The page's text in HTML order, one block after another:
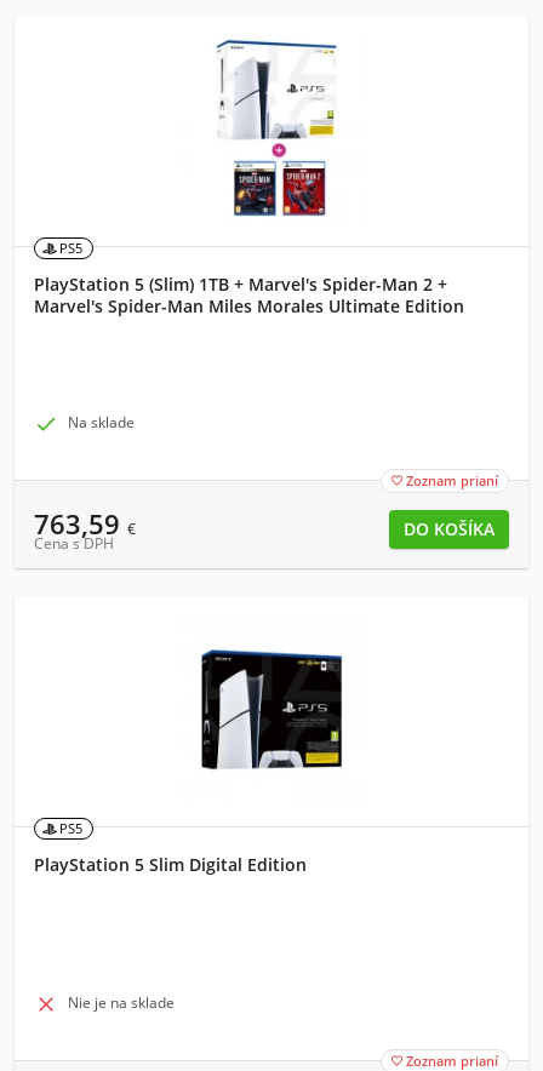
PS5
PlayStation 5 (Slim) 1TB + Marvel's Spider-Man 2 +
Marvel's Spider-Man Miles Morales Ultimate Edition
 Na sklade
 Zoznam prianí
763,59 €
Cena s DPH
PS5
PlayStation 5 Slim Digital Edition
 Nie je na sklade
 Zoznam prianí